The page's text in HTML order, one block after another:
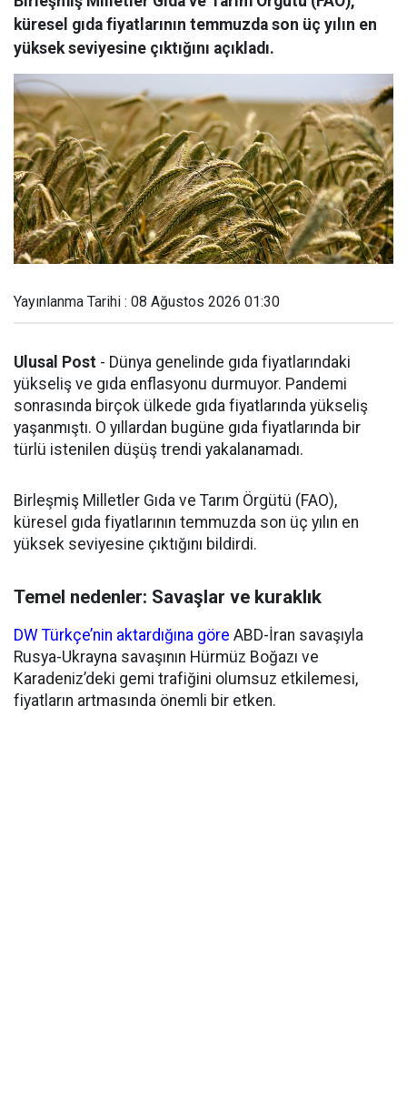
küresel gıda fiyatlarının temmuzda son üç yılın en
yüksek seviyesine çıktığını açıkladı.
Yayınlanma Tarihi : 08 Ağustos 2026 01:30
Ulusal Post - Dünya genelinde gıda fiyatlarındaki
yükseliş ve gıda enflasyonu durmuyor. Pandemi
sonrasında birçok ülkede gıda fiyatlarında yükseliş
yaşanmıştı. O yıllardan bugüne gıda fiyatlarında bir
türlü istenilen düşüş trendi yakalanamadı.
Birleşmiş Milletler Gıda ve Tarım Örgütü (FAO),
küresel gıda fiyatlarının temmuzda son üç yılın en
yüksek seviyesine çıktığını bildirdi.
Temel nedenler: Savaşlar ve kuraklık
DW Türkçe’nin aktardığına göre ABD-İran savaşıyla
Rusya-Ukrayna savaşının Hürmüz Boğazı ve
Karadeniz’deki gemi trafiğini olumsuz etkilemesi,
fiyatların artmasında önemli bir etken.